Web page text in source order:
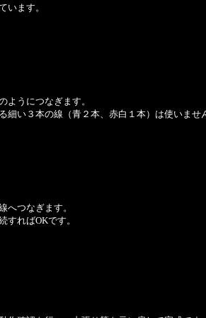
います。
ようにつなぎます。
細い３本の線（青２本、赤白１本）は使いませ
へつなぎます。
すればOKです。